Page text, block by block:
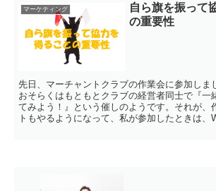
マーケティング
自ら旗を振って
の重要性
先日、マーチャントクラブの作業会に参加しま
おそらくはもともとクラブの経営者同士で『一
てみよう！』という催しのようです。それが、
トもやるようになって、私が参加したときは、